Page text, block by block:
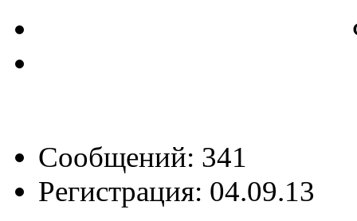
Сообщений: 341
Регистрация: 04.09.13